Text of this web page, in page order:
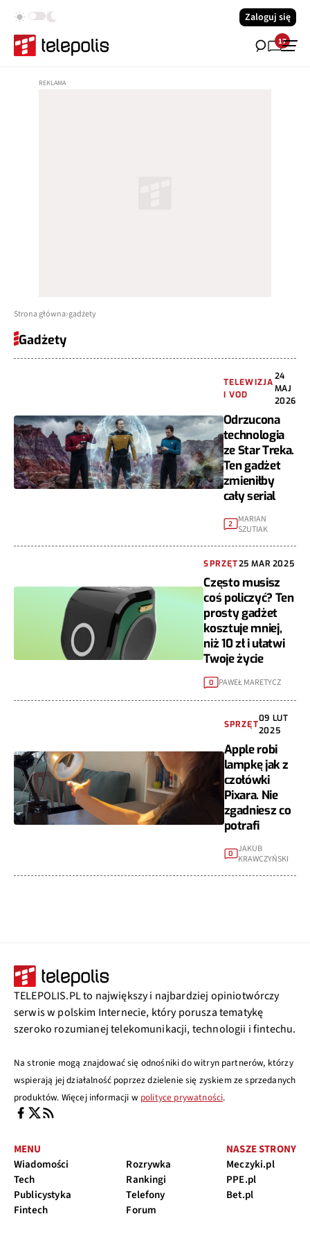
Zaloguj się
17
Strona główna gadżety
Gadżety
TELEWIZJA
I VOD
24
MAJ
2026
Odrzucona
technologia
ze Star Treka.
Ten gadżet
zmieniłby
cały serial
2
MARIAN
SZUTIAK
SPRZĘT25 MAR 2025
Często musisz
coś policzyć? Ten
prosty gadżet
kosztuje mniej,
niż 10 zł i ułatwi
Twoje życie
0 PAWEŁ MARETYCZ
SPRZĘT
09 LUT
2025
Apple robi
lampkę jak z
czołówki
Pixara. Nie
zgadniesz co
potrafi
0 JAKUB
KRAWCZYŃSKI
TELEPOLIS.PL to największy i najbardziej opiniotwórczy
serwis w polskim Internecie, który porusza tematykę
szeroko rozumianej telekomunikacji, technologii i fintechu.
Na stronie mogą znajdować się odnośniki do witryn partnerów, którzy
wspierają jej działalność poprzez dzielenie się zyskiem ze sprzedanych
produktów. Więcej informacji w polityce prywatności.
MENU
Wiadomości
Tech
Publicystyka
Fintech
Rozrywka
Rankingi
Telefony
Forum
NASZE STRONY
Meczyki.pl
PPE.pl
Bet.pl